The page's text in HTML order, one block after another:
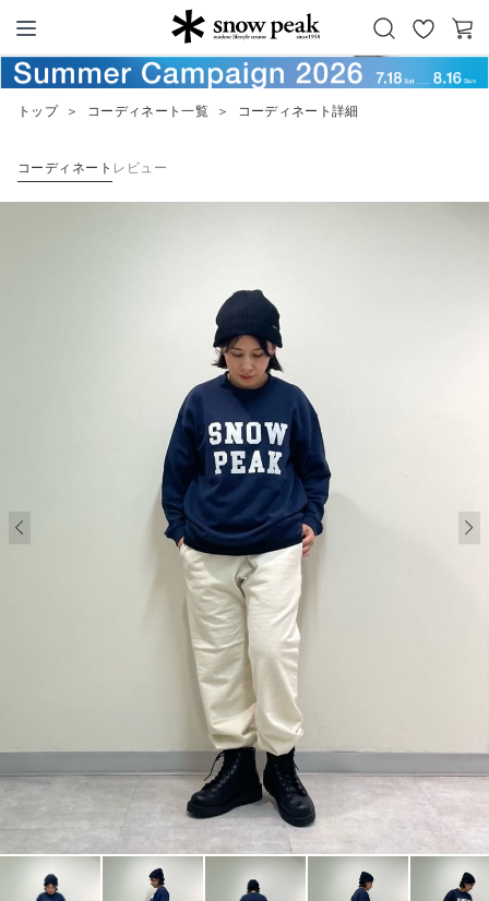
Snow Peak
お
気
カ
ー
トップ ＞ コーディネート一覧 ＞ コーディネート詳細
コーディネート レビュー